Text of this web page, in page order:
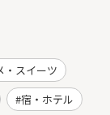
・スイーツ
宿・ホテル